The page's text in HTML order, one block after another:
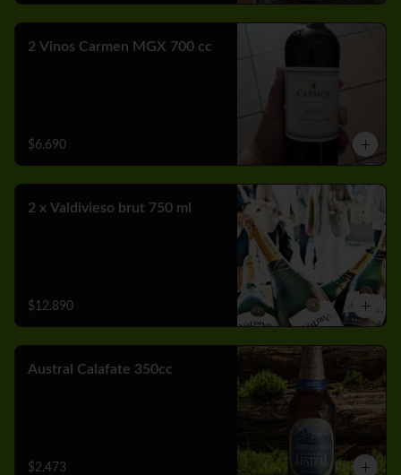
2 Vinos Carmen MGX 700 cc
$6.690
2 x Valdivieso brut 750 ml
$12.890
Austral Calafate 350cc
$2.473